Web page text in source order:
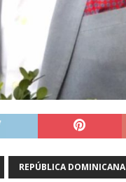
REPÚBLICA DOMINICANA